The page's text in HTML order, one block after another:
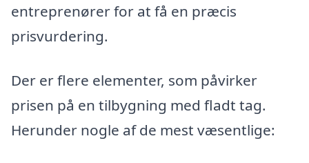
entreprenører for at få en præcis
prisvurdering.
Der er flere elementer, som påvirker
prisen på en tilbygning med fladt tag.
Herunder nogle af de mest væsentlige: